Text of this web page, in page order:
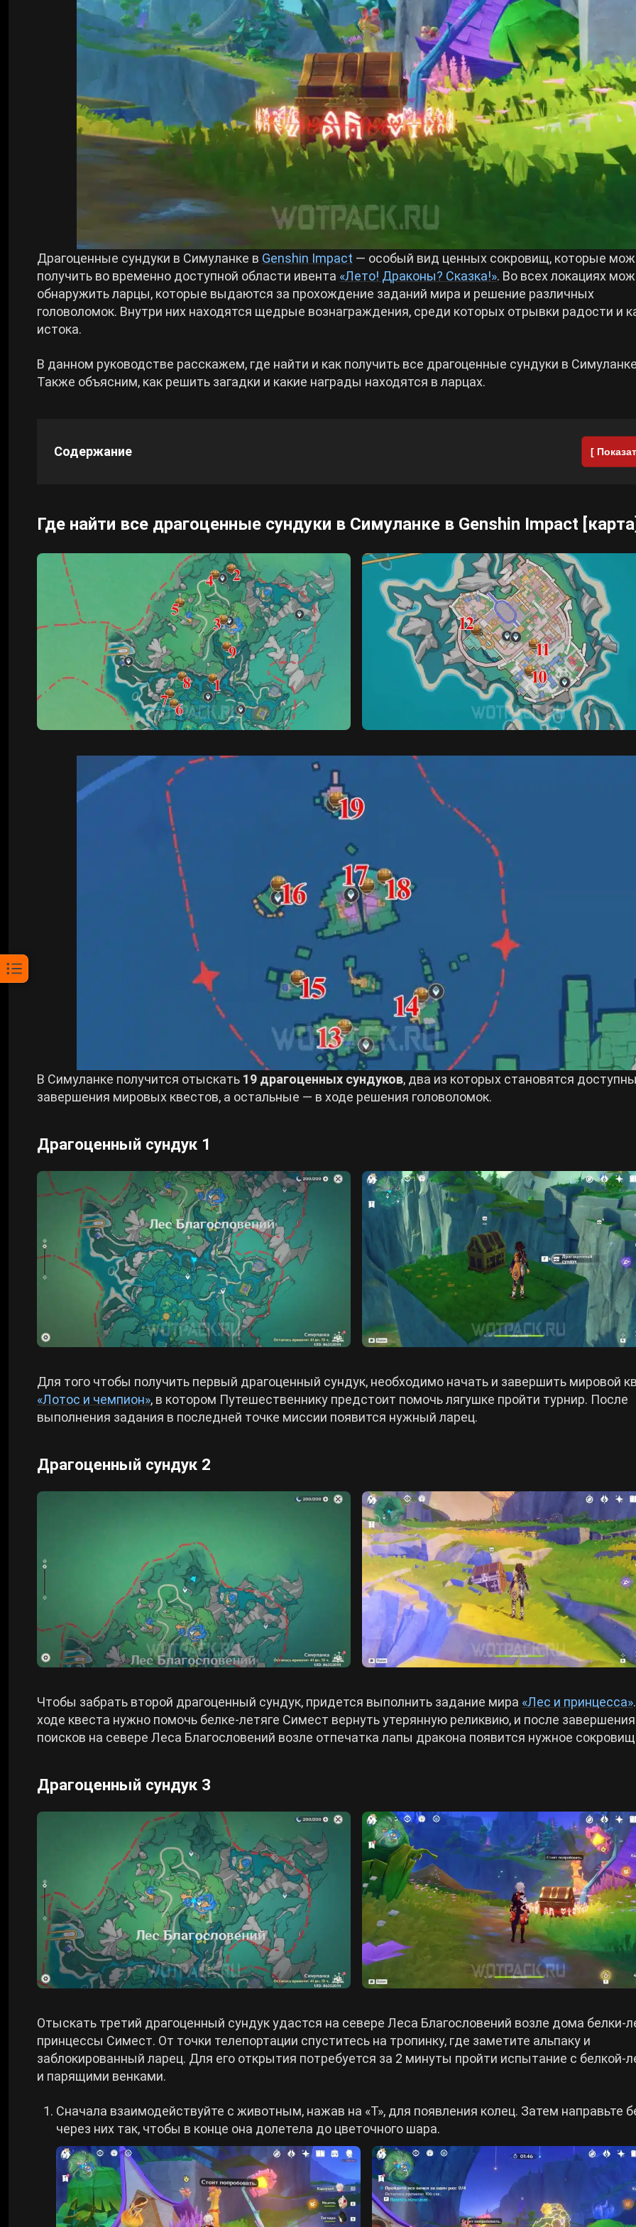
Crimson Desert
Zenless Zone Zero
Kingdom Come: Deliverance 2
Wuthering Waves
Roblox
Hogwarts Legacy
Билды Arknights: Endfield
Билды Cyberpunk 2077
Билды Path of Exile 2
Драгоценные сундуки в Симуланке в Genshin Impact — особый вид ценных сокровищ, которые
получить во временно доступной области ивента «Лето! Драконы? Сказка!». Во всех локациях
обнаружить ларцы, которые выдаются за прохождение заданий мира и решение различных
головоломок. Внутри них находятся щедрые вознаграждения, среди которых отрывки радости и
истока.
В данном руководстве расскажем, где найти и как получить все драгоценные сундуки в
Также объясним, как решить загадки и какие награды находятся в ларцах.
Содержание [
Где найти все драгоценные сундуки в Симуланке в Genshin Impact
В Симуланке получится отыскать 19 драгоценных сундуков, два из которых становятся
завершения мировых квестов, а остальные — в ходе решения головоломок.
Драгоценный сундук 1
Для того чтобы получить первый драгоценный сундук, необходимо начать и завершить мировой
«Лотос и чемпион», в котором Путешественнику предстоит помочь лягушке пройти турнир. После
выполнения задания в последней точке миссии появится нужный ларец.
Драгоценный сундук 2
Чтобы забрать второй драгоценный сундук, придется выполнить задание мира «Лес и принцесса»
ходе квеста нужно помочь белке-летяге Симест вернуть утерянную реликвию, и после завершения
поисков на севере Леса Благословений возле отпечатка лапы дракона появится нужное
Драгоценный сундук 3
Отыскать третий драгоценный сундук удастся на севере Леса Благословений возле дома белки-
принцессы Симест. От точки телепортации спуститесь на тропинку, где заметите альпаку и
заблокированный ларец. Для его открытия потребуется за 2 минуты пройти испытание с белкой-
и парящими венками.
Сначала взаимодействуйте с животным, нажав на «T», для появления колец. Затем направьте
через них так, чтобы в конце она долетела до цветочного шара.